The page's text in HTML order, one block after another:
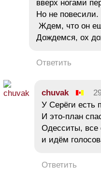
вверх ногами
Но не повесили.
Ждем, что он
Дождемся, ох
Ответить
chuvak
У Серёги есть
И это-план
Одесситы, все
и идём
Ответить